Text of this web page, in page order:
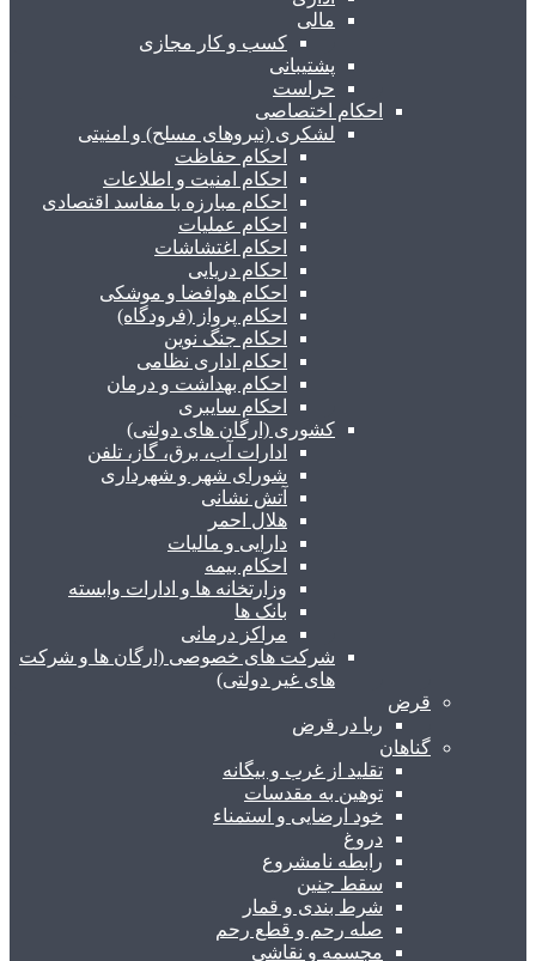
مالی
کسب و کار مجازی
پشتیبانی
حراست
احکام اختصاصی
لشکری (نیروهای مسلح) و امنیتی
احکام حفاظت
احکام امنیت و اطلاعات
احکام مبارزه با مفاسد اقتصادی
احکام عملیات
احکام اغتشاشات
احکام دریایی
احکام هوافضا و موشکی
احکام پرواز (فرودگاه)
احکام جنگ نوین
احکام اداری نظامی
احکام بهداشت و درمان
احکام سایبری
کشوری (ارگان های دولتی)
ادارات آب، برق، گاز، تلفن
شورای شهر و شهرداری
آتش نشانی
هلال احمر
دارایی و مالیات
احکام بیمه
وزارتخانه ها و ادارات وابسته
بانک ها
مراکز درمانی
شرکت های خصوصی (ارگان ها و شرکت
های غیر دولتی)
قرض
ربا در قرض
گناهان
تقلید از غرب و بیگانه
توهین به مقدسات
خود ارضایی و استمناء
دروغ
رابطه نامشروع
سقط جنین
شرط بندی و قمار
صله رحم و قطع رحم
مجسمه و نقاشی